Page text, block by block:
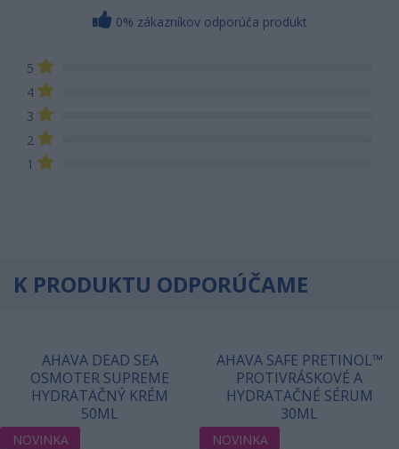
0% zákazníkov odporúča produkt
5
4
3
2
1
K PRODUKTU ODPORÚČAME
AHAVA DEAD SEA
OSMOTER SUPREME
HYDRATAČNÝ KRÉM
50ML
NOVINKA
AHAVA SAFE PRETINOL™
PROTIVRÁSKOVÉ A
HYDRATAČNÉ SÉRUM
30ML
NOVINKA